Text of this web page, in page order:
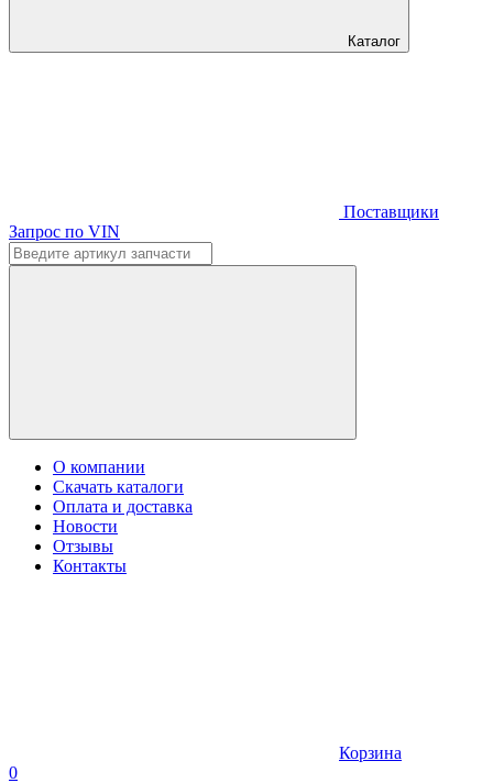
Каталог
Поставщики
Запрос по VIN
О компании
Скачать каталоги
Оплата и доставка
Новости
Отзывы
Контакты
Корзина
0